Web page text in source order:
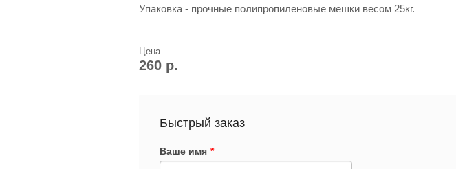
Упаковка - прочные полипропиленовые мешки весом 25кг.
Цена
260 р.
Быстрый заказ
Ваше имя *